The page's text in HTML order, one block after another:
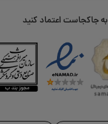
به جاکجاست اعتماد کنید